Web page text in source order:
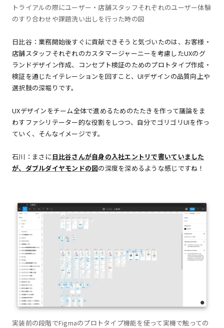
トライアルの際にユーザー・店舗スタッフそれぞれのユーザー体験
のすり合わせや課題洗い出しを行った時の図
日比谷：業務開始後すぐに貢献できそうと気づいたのは、お客様・
店舗スタッフそれぞれのカスタマージャーニーを考慮したUXのグ
ランドデザイン作成、コンセプト検証のためのプロトタイプ作成・
検証を通じたイテレーションを回すこと、UIデザインの品質向上や
選択肢の深堀りです。
UXデザインをチーム全体で進めるためのたたきを作って議論をま
わすファシリテーター的な役割をしつつ、自分でゴリゴリUIを作っ
ていく、そんなイメージです。
石川：まさに日比谷さんが自身の入社エントリで書いていました
が、ダブルダイヤモンドの図の深度を深めるような感じですね！
実装前の段階でFigmaのプロトタイプ機能を使って実機で触っての